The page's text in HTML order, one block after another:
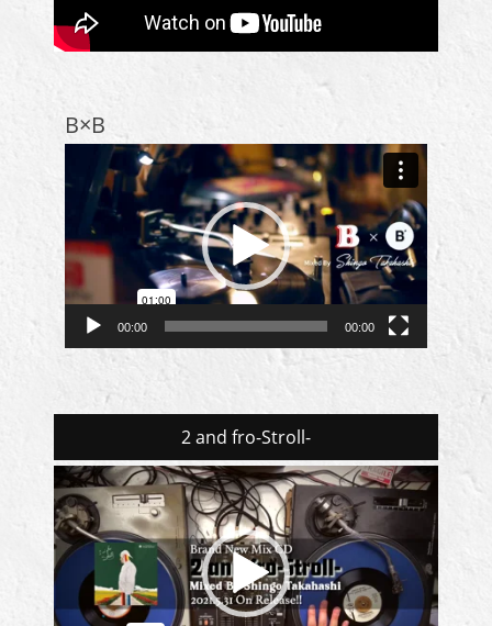
B×B
ー
ヤ
ー
00:00 00:00
2 and fro-Stroll-
動
画
プ
レ
ー
ヤ
ー